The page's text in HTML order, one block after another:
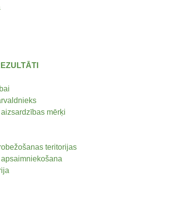
mērķi
teritorijas
apsaimniekošana